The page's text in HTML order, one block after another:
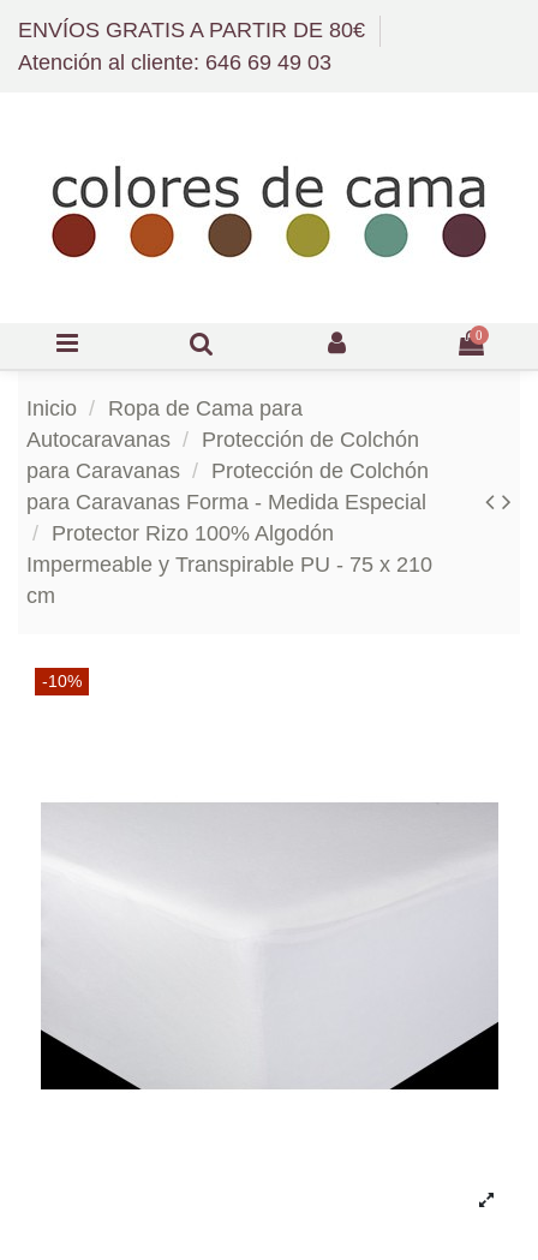
ENVÍOS GRATIS A PARTIR DE 80€
Atención al cliente: 646 69 49 03
0
Inicio
Ropa de Cama para
Autocaravanas
Protección de Colchón
para Caravanas
Protección de Colchón
para Caravanas Forma - Medida Especial
Protector Rizo 100% Algodón
Impermeable y Transpirable PU - 75 x 210
cm
-10%